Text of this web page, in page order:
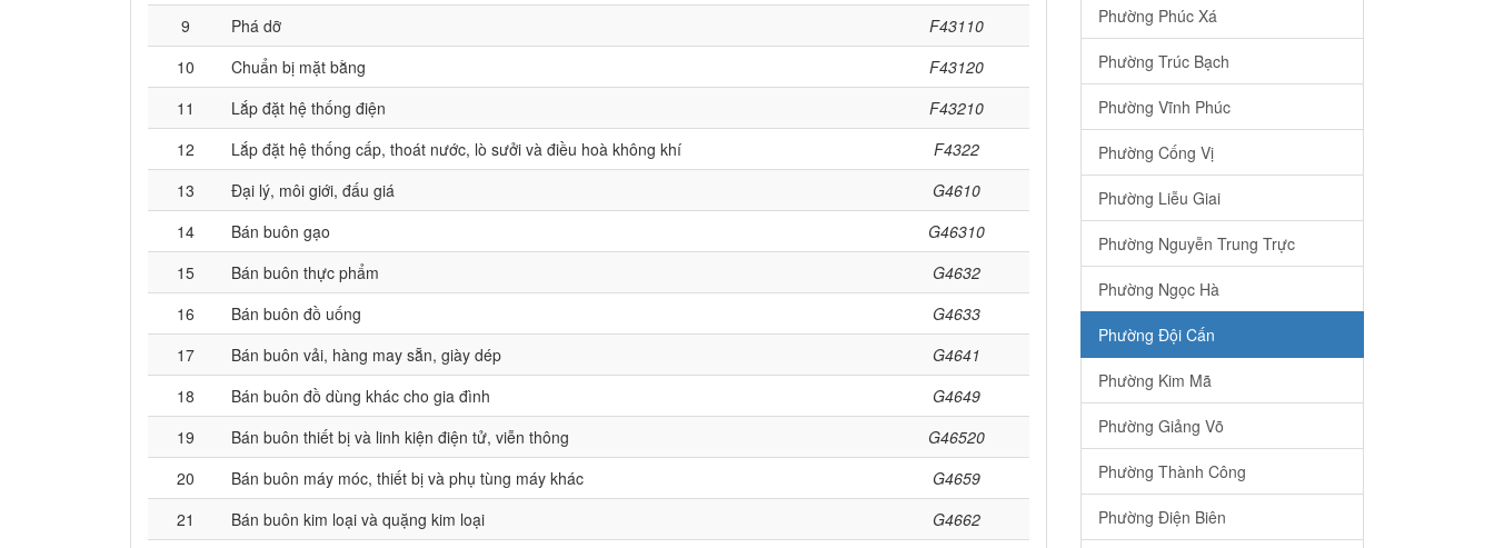
9
Phá dỡ
F43110
10
Chuẩn bị mặt bằng
F43120
11
Lắp đặt hệ thống điện
F43210
12
Lắp đặt hệ thống cấp, thoát nước, lò sưởi và điều hoà không khí
F4322
13
Đại lý, môi giới, đấu giá
G4610
14
Bán buôn gạo
G46310
15
Bán buôn thực phẩm
G4632
16
Bán buôn đồ uống
G4633
17
Bán buôn vải, hàng may sẵn, giày dép
G4641
18
Bán buôn đồ dùng khác cho gia đình
G4649
19
Bán buôn thiết bị và linh kiện điện tử, viễn thông
G46520
20
Bán buôn máy móc, thiết bị và phụ tùng máy khác
G4659
21
Bán buôn kim loại và quặng kim loại
G4662
Phường Phúc Xá
Phường Trúc Bạch
Phường Vĩnh Phúc
Phường Cống Vị
Phường Liễu Giai
Phường Nguyễn Trung Trực
Phường Ngọc Hà
Phường Đội Cấn
Phường Kim Mã
Phường Giảng Võ
Phường Thành Công
Phường Điện Biên